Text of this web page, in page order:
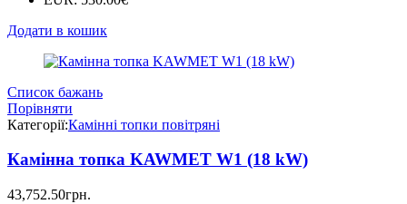
Додати в кошик
Список бажань
Порівняти
Категорії:Камінні топки повітряні
Камінна топка KAWMET W1 (18 kW)
43,752.50грн.